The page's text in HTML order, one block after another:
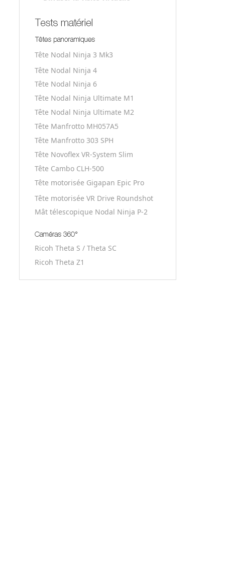
Tête Nodal Ninja 3 Mk3
Tête Nodal Ninja 4
Tête Nodal Ninja 6
Tête Nodal Ninja Ultimate M1
Tête Nodal Ninja Ultimate M2
Tête Manfrotto MH057A5
Tête Manfrotto 303 SPH
Tête Novoflex VR-System Slim
Tête Cambo CLH-500
Tête motorisée Gigapan Epic Pro
Tête motorisée VR Drive Roundshot
Mât télescopique Nodal Ninja P-2
Ricoh Theta S / Theta SC
Ricoh Theta Z1